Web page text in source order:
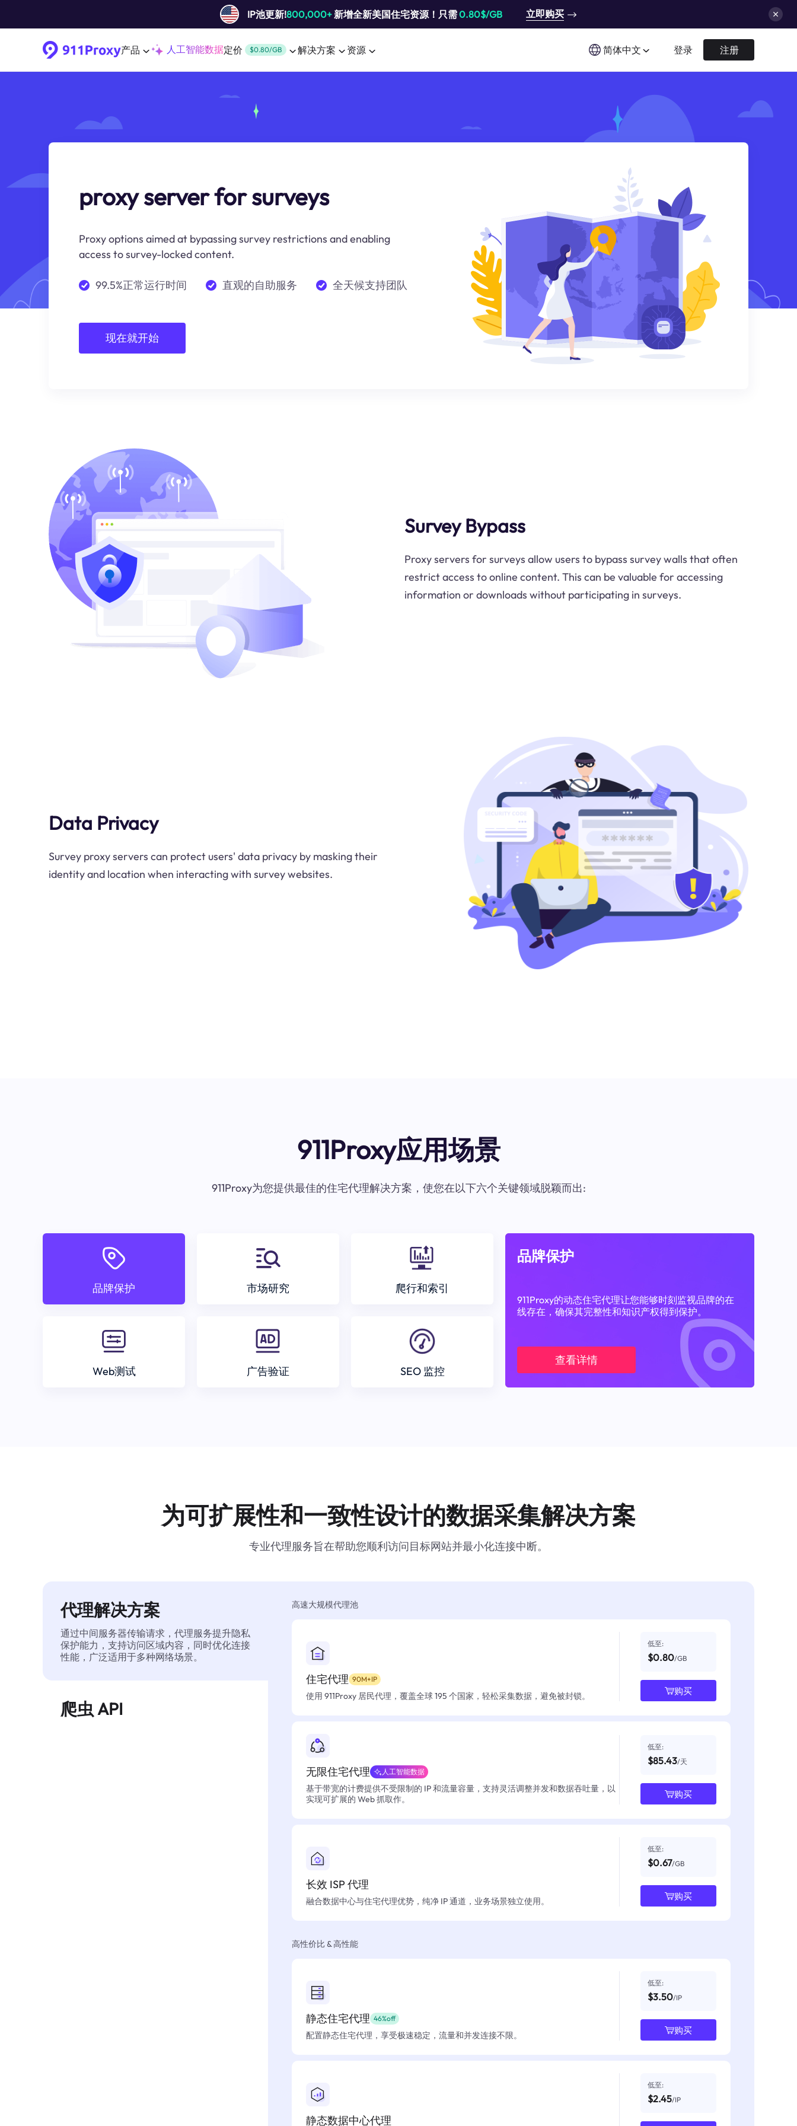
IP池更新!800,000+新增全新美国住宅资源！只需0.80$/GB 立即购买
产品 人工智能数据定价 $0.80/GB 解决方案 资源 简体中文 登录 注册
proxy server for surveys
Proxy options aimed at bypassing survey restrictions and enabling
access to survey-locked content.
99.5%正常运行时间 直观的自助服务 全天候支持团队
现在就开始
Survey Bypass
Proxy servers for surveys allow users to bypass survey walls that often
restrict access to online content. This can be valuable for accessing
information or downloads without participating in surveys.
Data Privacy
Survey proxy servers can protect users' data privacy by masking their
identity and location when interacting with survey websites.
911Proxy应用场景
911Proxy为您提供最佳的住宅代理解决方案，使您在以下六个关键领域脱颖而出:
品牌保护 市场研究 爬行和索引
Web测试 广告验证 SEO 监控
品牌保护
911Proxy的动态住宅代理让您能够时刻监视品牌的在
线存在，确保其完整性和知识产权得到保护。
查看详情
为可扩展性和一致性设计的数据采集解决方案
专业代理服务旨在帮助您顺利访问目标网站并最小化连接中断。
代理解决方案
通过中间服务器传输请求，代理服务提升隐私
保护能力，支持访问区域内容，同时优化连接
性能，广泛适用于多种网络场景。
爬虫 API
高速大规模代理池
住宅代理 90M+IP
使用 911Proxy 居民代理，覆盖全球 195 个国家，轻松采集数据，避免被封锁。
低至:
$0.80/GB
购买
无限住宅代理 人工智能数据
基于带宽的计费提供不受限制的 IP 和流量容量，支持灵活调整并发和数据吞吐量，以
实现可扩展的 Web 抓取作。
低至:
$85.43/天
购买
长效 ISP 代理
融合数据中心与住宅代理优势，纯净 IP 通道，业务场景独立使用。
低至:
$0.67/GB
购买
高性价比 & 高性能
静态住宅代理 46%off
配置静态住宅代理，享受极速稳定，流量和并发连接不限。
低至:
$3.50/IP
购买
静态数据中心代理
低至:
$2.45/IP